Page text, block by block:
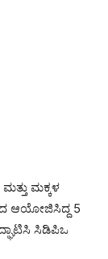
ಮತ್ತು ಮಕ್ಕಳ
ಆಯೋಜಿಸಿದ್ದ 5
ಸಿಡಿಪಿಒ